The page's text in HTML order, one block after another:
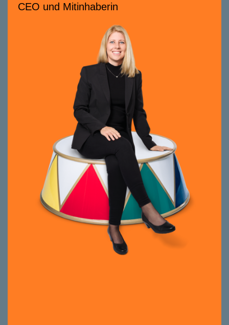
CEO und MitinhaberinCEO und Mitinhaberin
ramona.lindenmann@smeyers.ch
Beratungsschwerpunkte
Strategie und Beratung
Transaktions-Management
Akquisition von Immobilieninvestments
Projektentwicklung von Arealen
Bauherrenberatung
Portfolio- und Asset-Management
Seit 2023 bei smeyers. Diplomierte
Ingenieurin und erfahrene Immobilien-
Treuhänderin. Executive MBA der HSG.
Prüfungsexpertin schweizerische
Fachprüfungskommission
Immobilienwirtschaft.
Menschen, Kunden und Projekte